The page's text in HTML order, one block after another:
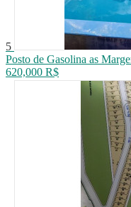
5
Posto de Gasolina as
620,000 R$